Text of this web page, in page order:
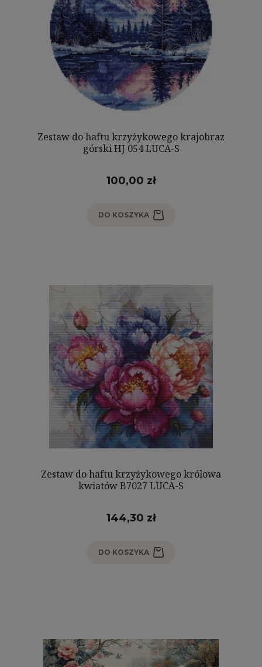
Zestaw do haftu krzyżykowego krajobraz
górski HJ 054 LUCA-S
100,00 zł
DO KOSZYKA
Zestaw do haftu krzyżykowego królowa
kwiatów B7027 LUCA-S
144,30 zł
DO KOSZYKA